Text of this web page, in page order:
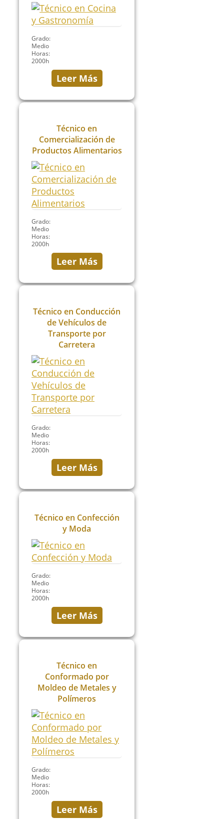
Grado:
Medio
Horas:
2000h
Leer Más
Técnico en
Comercialización de
Productos Alimentarios
Grado:
Medio
Horas:
2000h
Leer Más
Técnico en Conducción
de Vehículos de
Transporte por
Carretera
Grado:
Medio
Horas:
2000h
Leer Más
Técnico en Confección
y Moda
Grado:
Medio
Horas:
2000h
Leer Más
Técnico en
Conformado por
Moldeo de Metales y
Polímeros
Grado:
Medio
Horas:
2000h
Leer Más